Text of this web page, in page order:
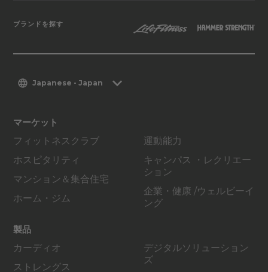
ブランドを探す
Japanese - Japan
マーケット
フィットネスクラブ
ホスピタリティ
マンション＆集合住宅
ホーム・ジム
運動能力
キャンパス ・レクリエー
ション
企業・健康 /ウェルビーイ
ング
製品
カーディオ
ストレングス
デジタルソリューション
ズ